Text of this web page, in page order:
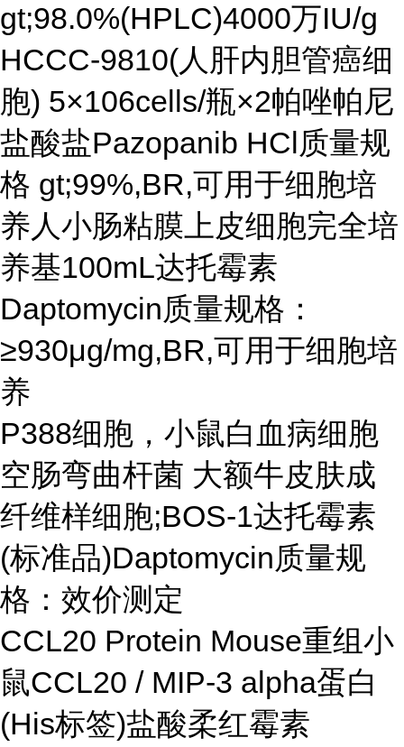
gt;98.0%(HPLC)4000万IU/g
HCCC-9810(人肝内胆管癌细
胞) 5×106cells/瓶×2帕唑帕尼
盐酸盐Pazopanib HCl质量规
格 gt;99%,BR,可用于细胞培
养人小肠粘膜上皮细胞完全培
养基100mL达托霉素
Daptomycin质量规格：
≥930μg/mg,BR,可用于细胞培
养
P388细胞，小鼠白血病细胞
空肠弯曲杆菌 大额牛皮肤成
纤维样细胞;BOS-1达托霉素
(标准品)Daptomycin质量规
格：效价测定
CCL20 Protein Mouse重组小
鼠CCL20 / MIP-3 alpha蛋白
(His标签)盐酸柔红霉素